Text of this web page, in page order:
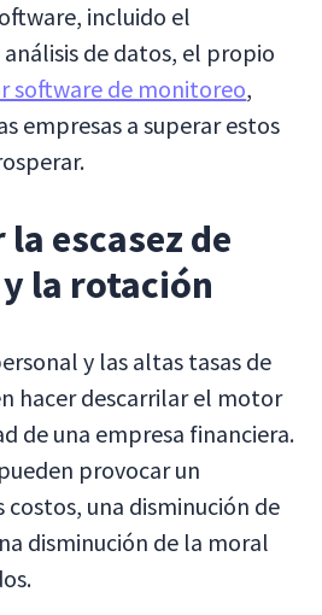
incluido el
de datos, el propio
software de monitoreo,
empresas a superar estos
escasez de
la rotación
y las altas tasas de
hacer descarrilar el motor
de una empresa financiera.
provocar un
una disminución de
disminución de la moral